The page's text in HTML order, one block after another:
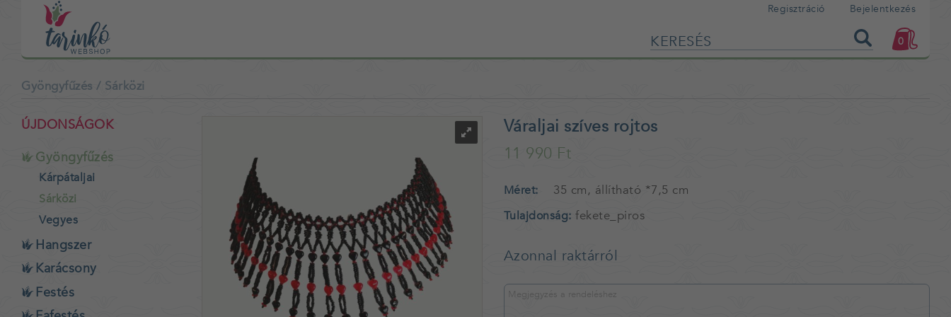
Regisztráció Bejelentkezés
0
Gyöngyfűzés / Sárközi
Váraljai szíves rojtos
11 990 Ft
Méret 35 cm, állítható *7,5 cm
Tulajdonság fekete_piros
Azonnal raktárról
ÚJDONSÁGOK
Gyöngyfűzés
Kárpátaljai
Sárközi
Vegyes
Hangszer
Karácsony
Festés